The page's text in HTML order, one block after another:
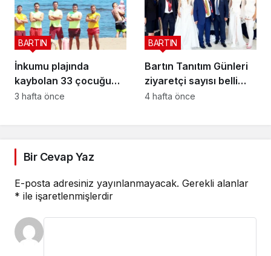
İnkumu plajında
kaybolan 33 çocuğu
onlar buldu
BARTIN
3 hafta önce
Bartın Tanıtım Günleri
ziyaretçi sayısı belli
oldu
BARTIN
4 hafta önce
Bir Cevap Yaz
E-posta adresiniz yayınlanmayacak. Gerekli alanlar
* ile işaretlenmişlerdir